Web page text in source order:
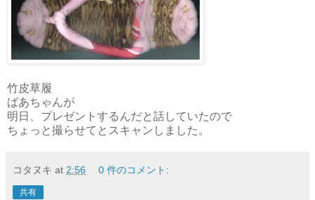
竹皮草履
ばあちゃんが
明日、プレゼントするんだと話していたので
ちょっと撮らせてとスキャンしました。
コタヌキ at 2:56 0 件のコメント:
共有